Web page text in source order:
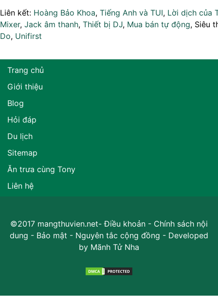
Liên kết: Hoàng Bảo Khoa, Tiếng Anh và TUI, Lời dịch của
Mixer, Jack âm thanh, Thiết bị DJ, Mua bán tự động, Siêu
Do, Unifirst
Trang chủ
Giới thiệu
Blog
Hỏi đáp
Du lịch
Sitemap
Ăn trưa cùng Tony
Liên hệ
©2017 mangthuvien.net-Điều khoản - Chính sách nội
dung - Bảo mật - Nguyên tắc cộng đồng - Developed
by Mãnh Tử Nha